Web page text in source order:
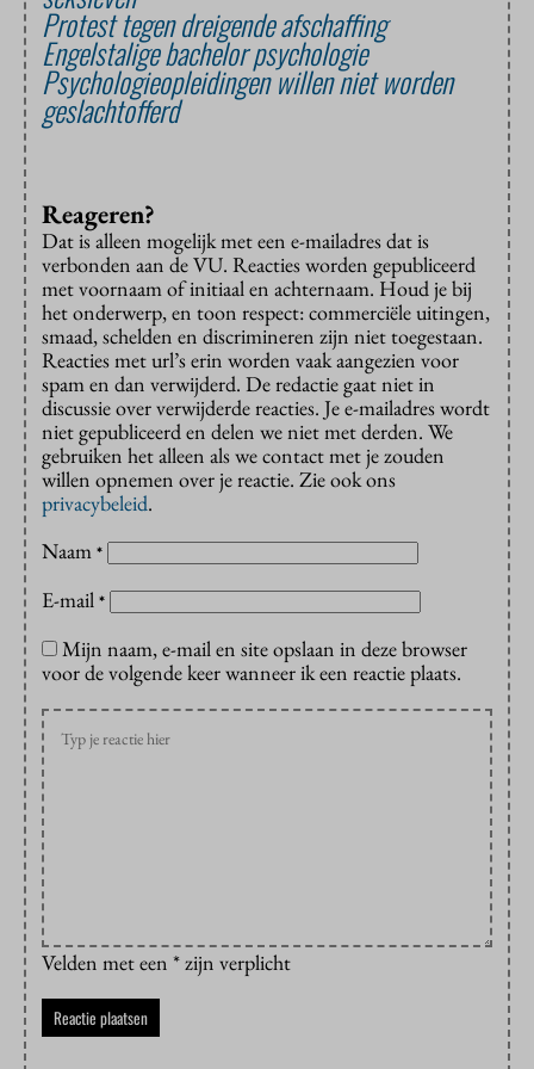
Protest tegen dreigende afschaffing
Engelstalige bachelor psychologie
Psychologieopleidingen willen niet worden
geslachtofferd
Reageren?
Dat is alleen mogelijk met een e-mailadres dat is
verbonden aan de VU. Reacties worden gepubliceerd
met voornaam of initiaal en achternaam. Houd je bij
het onderwerp, en toon respect: commerciële uitingen,
smaad, schelden en discrimineren zijn niet toegestaan.
Reacties met url’s erin worden vaak aangezien voor
spam en dan verwijderd. De redactie gaat niet in
discussie over verwijderde reacties. Je e-mailadres wordt
niet gepubliceerd en delen we niet met derden. We
gebruiken het alleen als we contact met je zouden
willen opnemen over je reactie. Zie ook ons
privacybeleid.
Naam *
E-mail *
Mijn naam, e-mail en site opslaan in deze browser
voor de volgende keer wanneer ik een reactie plaats.
Velden met een * zijn verplicht